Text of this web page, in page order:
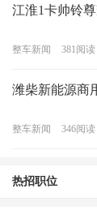
江淮1卡帅铃
整车新闻 381阅读
潍柴新能源商
整车新闻 346阅读
热招职位